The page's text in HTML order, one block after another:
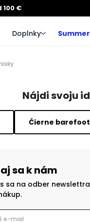
€
Doplnky
Nájdi svoju
Čierne
sa k nám
sa na odber